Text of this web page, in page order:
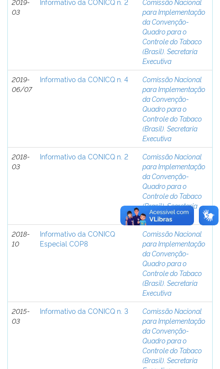
03
para Implementação
da Convenção-
Quadro para o
Controle do Tabaco
(Brasil). Secretaria
Executiva
2019-
06/07
Informativo da CONICQ n. 4
Comissão Nacional
para Implementação
da Convenção-
Quadro para o
Controle do Tabaco
(Brasil). Secretaria
Executiva
2018-
03
Informativo da CONICQ n. 2
Comissão Nacional
para Implementação
da Convenção-
Quadro para o
Controle do Tabaco
(Brasil). Secretaria
Executiva
2018-
10
Informativo da CONICQ
Especial COP8
Comissão Nacional
para Implementação
da Convenção-
Quadro para o
Controle do Tabaco
(Brasil). Secretaria
Executiva
2015-
03
Informativo da CONICQ n. 3
Comissão Nacional
para Implementação
da Convenção-
Quadro para o
Controle do Tabaco
(Brasil). Secretaria